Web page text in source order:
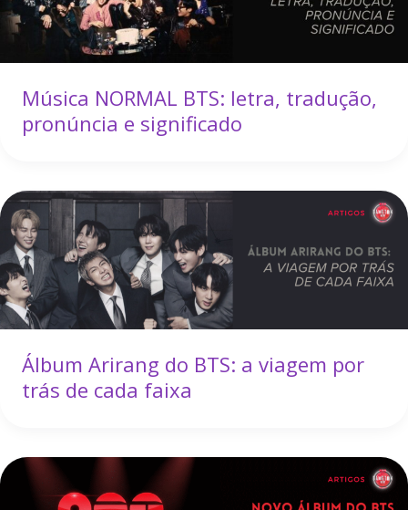
Música NORMAL BTS: letra, tradução,
pronúncia e significado
Álbum Arirang do BTS: a viagem por
trás de cada faixa